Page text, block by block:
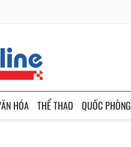
HÓA THỂ THAO QUỐC PHÒNG